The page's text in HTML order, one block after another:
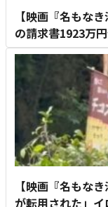
【映画『名もな
の請求書1923万
【映画『名もな
が転用された」